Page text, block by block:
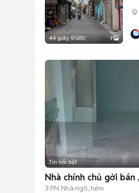
44 giây trước 7
Tin nổi bật
Nhà chính chủ gởi
3 PN Nhà ngõ, hẻm